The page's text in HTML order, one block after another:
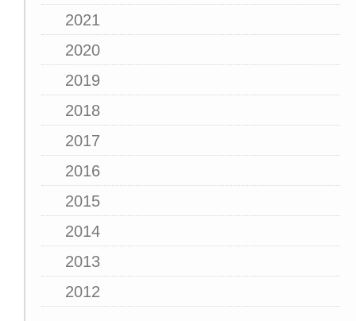
2021
2020
2019
2018
2017
2016
2015
2014
2013
2012